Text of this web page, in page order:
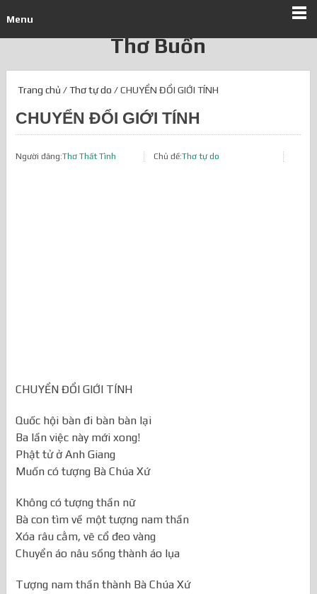
Menu
Thơ Buồn
Trang chủ /Thơ tự do / CHUYỂN ĐỔI GIỚI TÍNH
CHUYỂN ĐỔI GIỚI TÍNH
Người đăng:Thơ Thất Tình Chủ đề:Thơ tự do
CHUYỂN ĐỔI GIỚI TÍNH
Quốc hội bàn đi bàn bàn lại
Ba lần việc này mới xong!
Phật tử ở Anh Giang
Muốn có tượng Bà Chúa Xứ
Không có tượng thần nữ
Bà con tìm về một tượng nam thần
Xóa râu cằm, vẽ cổ đeo vàng
Chuyển áo nâu sồng thành áo lụa
Tượng nam thần thành Bà Chúa Xứ